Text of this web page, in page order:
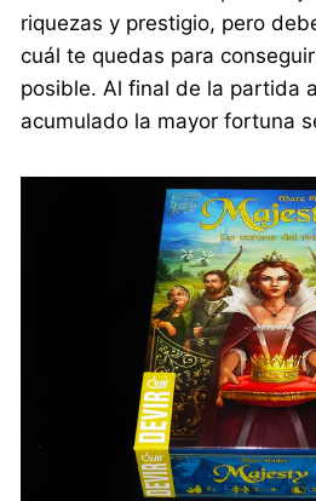
riquezas y prestigio, pero
cuál te quedas para
posible. Al final de la partida
acumulado la mayor fortuna